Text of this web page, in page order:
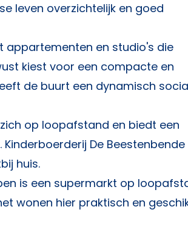
leven overzichtelijk en goed
appartementen en studio's die
kiest voor een compacte en
de buurt een dynamisch
op loopafstand en biedt een
De Beestenbende
huis.
is een supermarkt op
wonen hier praktisch en